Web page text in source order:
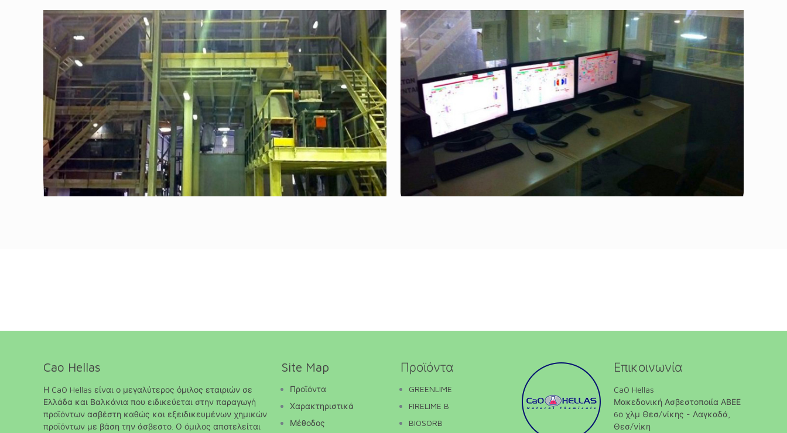
Cao Hellas
Η CaO Hellas είναι ο μεγαλύτερος όμιλος εταιριών σε
Ελλάδα και Βαλκάνια που ειδικεύεται στην παραγωγή
προϊόντων ασβέστη καθώς και εξειδικευμένων χημικών
προϊόντων με βάση την άσβεστο. Ο όμιλος αποτελείται
Site Map
Προϊόντα
Χαρακτηριστικά
Μέθοδος
Προϊόντα
GREENLIME
FIRELIME B
BIOSORB
Επικοινωνία
CaO Hellas
Μακεδονική Ασβεστοποιία ΑΒΕΕ
6ο χλμ Θεσ/νίκης - Λαγκαδά,
Θεσ/νίκη